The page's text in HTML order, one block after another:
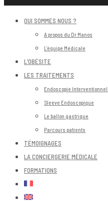
QUI SOMMES NOUS ?
A propos du Dr Manos
L’équipe Médicale
L’OBÉSITE
LES TRAITEMENTS
Endoscopie
Sleeve Endoscopique
Le ballon gastrique
Parcours patients
TÉMOIGNAGES
LA CONCIERGERIE MÉDICALE
FORMATIONS